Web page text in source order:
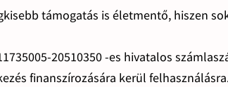
támogatás is életmentő, hiszen
20510350 -es hivatalos
finanszírozására kerül